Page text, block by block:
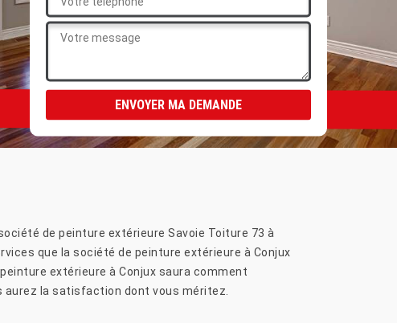
de peinture extérieure Savoie Toiture 73 à
que la société de peinture extérieure à Conjux
extérieure à Conjux saura comment
aurez la satisfaction dont vous méritez.